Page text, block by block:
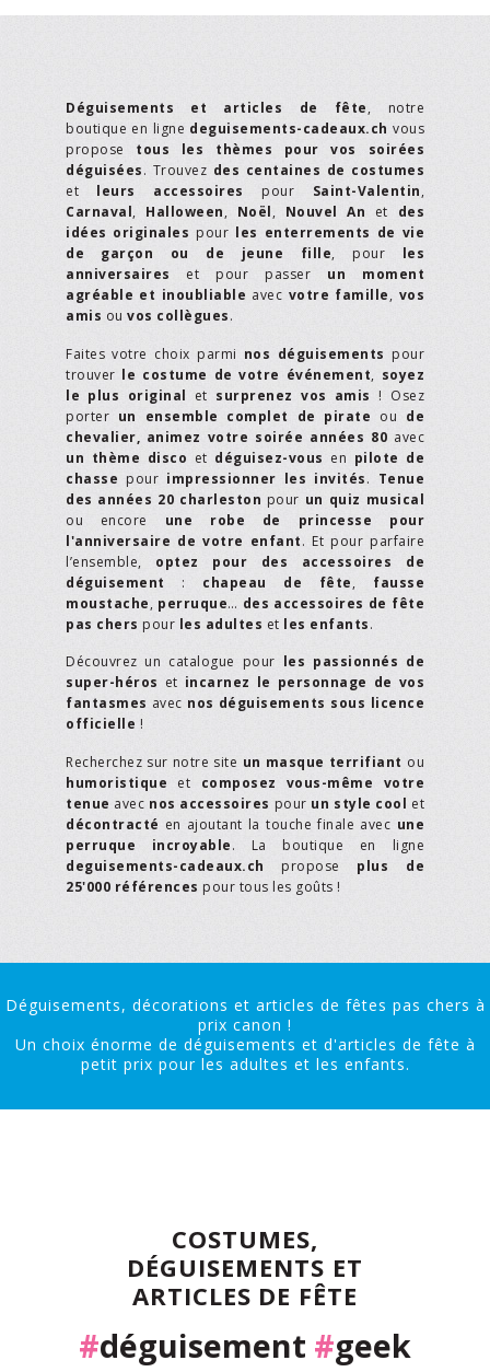
Déguisements et articles de fête, notre
boutique en ligne deguisements-cadeaux.ch vous
propose tous les thèmes pour vos soirées
déguisées. Trouvez des centaines de costumes
et leurs accessoires pour Saint-Valentin,
Carnaval, Halloween, Noël, Nouvel An et des
idées originales pour les enterrements de vie
de garçon ou de jeune fille, pour les
anniversaires et pour passer un moment
agréable et inoubliable avec votre famille, vos
amis ou vos collègues.
Faites votre choix parmi nos déguisements pour
trouver le costume de votre événement, soyez
le plus original et surprenez vos amis ! Osez
porter un ensemble complet de pirate ou de
chevalier, animez votre soirée années 80 avec
un thème disco et déguisez-vous en pilote de
chasse pour impressionner les invités. Tenue
des années 20 charleston pour un quiz musical
ou encore une robe de princesse pour
l'anniversaire de votre enfant. Et pour parfaire
l’ensemble, optez pour des accessoires de
déguisement : chapeau de fête, fausse
moustache, perruque… des accessoires de fête
pas chers pour les adultes et les enfants.
Découvrez un catalogue pour les passionnés de
super-héros et incarnez le personnage de vos
fantasmes avec nos déguisements sous licence
officielle !
Recherchez sur notre site un masque terrifiant ou
humoristique et composez vous-même votre
tenue avec nos accessoires pour un style cool et
décontracté en ajoutant la touche finale avec une
perruque incroyable. La boutique en ligne
deguisements-cadeaux.ch propose plus de
25'000 références pour tous les goûts !
Déguisements, décorations et articles de fêtes pas chers à
prix canon !
Un choix énorme de déguisements et d'articles de fête à
petit prix pour les adultes et les enfants.
COSTUMES,
DÉGUISEMENTS ET
ARTICLES DE FÊTE
#déguisement #geek